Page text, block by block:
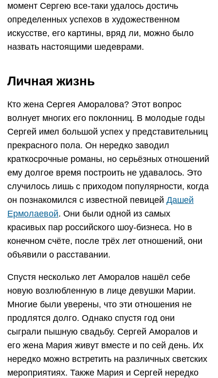
момент Сергею все-таки удалось достичь
определенных успехов в художественном
искусстве, его картины, вряд ли, можно было
назвать настоящими шедеврами.
Личная жизнь
Кто жена Сергея Аморалова? Этот вопрос
волнует многих его поклонниц. В молодые годы
Сергей имел большой успех у представительниц
прекрасного пола. Он нередко заводил
краткосрочные романы, но серьёзных отношений
ему долгое время построить не удавалось. Это
случилось лишь с приходом популярности, когда
он познакомился с известной певицей Дашей
Ермолаевой. Они были одной из самых
красивых пар российского шоу-бизнеса. Но в
конечном счёте, после трёх лет отношений, они
объявили о расставании.
Спустя несколько лет Аморалов нашёл себе
новую возлюбленную в лице девушки Марии.
Многие были уверены, что эти отношения не
продлятся долго. Однако спустя год они
сыграли пышную свадьбу. Сергей Аморалов и
его жена Мария живут вместе и по сей день. Их
нередко можно встретить на различных светских
мероприятиях. Также Мария и Сергей нередко